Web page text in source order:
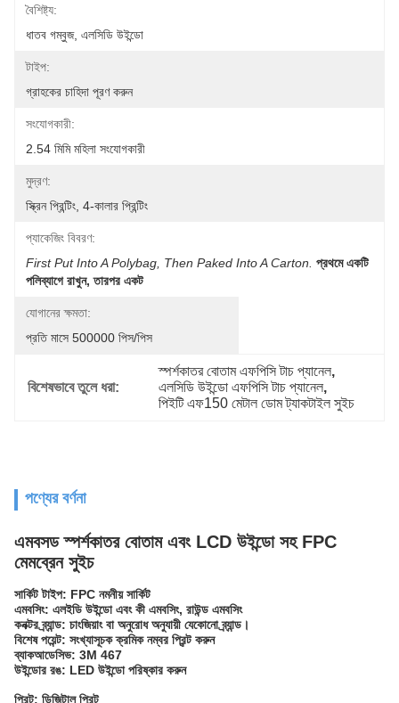
বৈশিষ্ট্য:
ধাতব গম্বুজ, এলসিডি উইন্ডো
টাইপ:
গ্রাহকের চাহিদা পূরণ করুন
সংযোগকারী:
2.54 মিমি মহিলা সংযোগকারী
মুদ্রণ:
স্ক্রিন প্রিন্টিং, 4-কালার প্রিন্টিং
প্যাকেজিং বিবরণ:
First Put Into A Polybag, Then Paked Into A Carton. প্রথমে একটি
পলিব্যাগে রাখুন, তারপর একট
যোগানের ক্ষমতা:
প্রতি মাসে 500000 পিস/পিস
বিশেষভাবে তুলে ধরা:
স্পর্শকাতর বোতাম এফপিসি টাচ প্যানেল,
এলসিডি উইন্ডো এফপিসি টাচ প্যানেল,
পিইটি এফ150 মেটাল ডোম ট্যাকটাইল সুইচ
পণ্যের বর্ণনা
এমবসড স্পর্শকাতর বোতাম এবং LCD উইন্ডো সহ FPC
মেমব্রেন সুইচ
সার্কিট টাইপ: FPC নমনীয় সার্কিট
এমবসিং: এলইডি উইন্ডো এবং কী এমবসিং, রাউন্ড এমবসিং
কনক্টর ব্র্যান্ড: চাংজিয়াং বা অনুরোধ অনুযায়ী যেকোনো ব্র্যান্ড।
বিশেষ পয়েন্ট: সংখ্যাসূচক ক্রমিক নম্বর প্রিন্ট করুন
ব্যাকআডেসিভ: 3M 467
উইন্ডোর রঙ: LED উইন্ডো পরিষ্কার করুন
প্রিন্ট: ডিজিটাল প্রিন্ট